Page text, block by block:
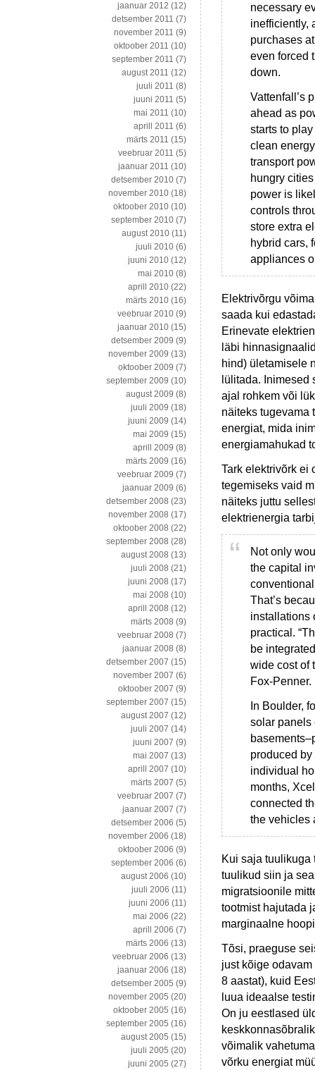
necessary
inefficiently,
purchases
even forced
down.
Vattenfall’s
ahead as
starts to
clean
transport
hungry
power is
controls
store extra
hybrid cars,
appliances
Elektrivõrgu
saada kui
Erinevate
läbi
hind) ületamisele
lülitada. Inimesed
ajal rohkem või
näiteks tugevama
energiat, mida
energiamahukad
Tark elektrivõrk ei
tegemiseks vaid
näiteks juttu
elektrienergia
Not only
the capital
That’s
installations
practical.
be
wide cost of
Fox-Penner.
In Boulder,
solar panels
produced
individual
months,
connected
the vehicles
Kui saja tuulikuga
tuulikud siin ja
migratsioonile
tootmist hajutada
marginaalne
Tõsi, praeguse
just kõige
8 aastat), kuid
luua ideaalse
On ju eestlased
võimalik
võrku energiat
jaanuar 2012 (12)
detsember 2011 (7)
november 2011 (9)
oktoober 2011 (10)
september 2011 (7)
august 2011 (12)
juuli 2011 (8)
juuni 2011 (5)
mai 2011 (10)
aprill 2011 (6)
märts 2011 (15)
veebruar 2011 (5)
jaanuar 2011 (10)
detsember 2010 (7)
november 2010 (18)
oktoober 2010 (10)
september 2010 (7)
august 2010 (11)
juuli 2010 (6)
juuni 2010 (12)
mai 2010 (8)
aprill 2010 (22)
märts 2010 (16)
veebruar 2010 (9)
jaanuar 2010 (15)
detsember 2009 (9)
november 2009 (13)
oktoober 2009 (7)
september 2009 (10)
august 2009 (8)
juuli 2009 (18)
juuni 2009 (14)
mai 2009 (15)
aprill 2009 (8)
märts 2009 (16)
veebruar 2009 (7)
jaanuar 2009 (6)
detsember 2008 (23)
november 2008 (17)
oktoober 2008 (22)
september 2008 (28)
august 2008 (13)
juuli 2008 (21)
juuni 2008 (17)
mai 2008 (10)
aprill 2008 (12)
märts 2008 (9)
veebruar 2008 (7)
jaanuar 2008 (8)
detsember 2007 (15)
november 2007 (6)
oktoober 2007 (9)
september 2007 (15)
august 2007 (12)
juuli 2007 (14)
juuni 2007 (9)
mai 2007 (13)
aprill 2007 (10)
märts 2007 (5)
veebruar 2007 (7)
jaanuar 2007 (7)
detsember 2006 (5)
november 2006 (18)
oktoober 2006 (9)
september 2006 (6)
august 2006 (10)
juuli 2006 (11)
juuni 2006 (11)
mai 2006 (22)
aprill 2006 (7)
märts 2006 (13)
veebruar 2006 (13)
jaanuar 2006 (18)
detsember 2005 (9)
november 2005 (20)
oktoober 2005 (16)
september 2005 (16)
august 2005 (15)
juuli 2005 (20)
juuni 2005 (27)